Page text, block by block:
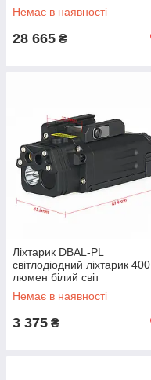
Немає в наявності
28 665 ₴
Ліхтарик DBAL-PL
світлодіодний ліхтарик 400
люмен білий світ
Немає в наявності
3 375 ₴